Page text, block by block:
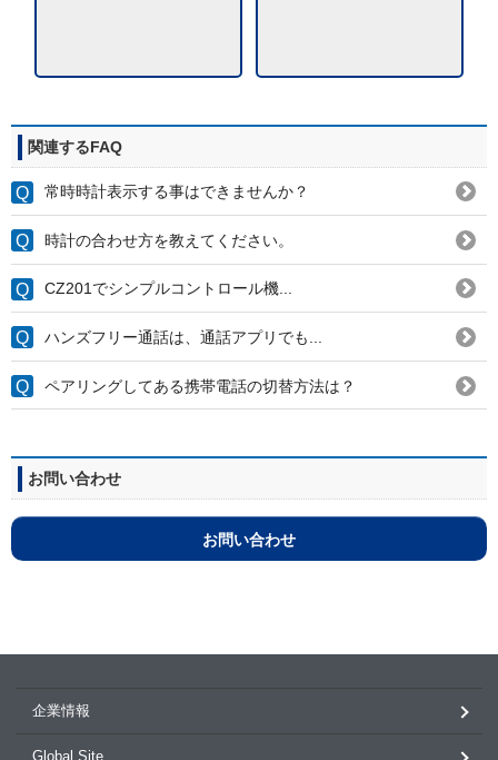
関連するFAQ
常時時計表示する事はできませんか？
時計の合わせ方を教えてください。
CZ201でシンプルコントロール機...
ハンズフリー通話は、通話アプリでも...
ペアリングしてある携帯電話の切替方法は？
お問い合わせ
お問い合わせ
企業情報
Global Site